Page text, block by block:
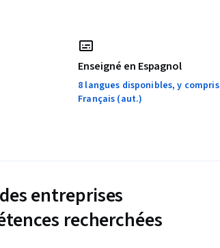
Enseigné en Espagnol
8 langues disponibles, y compris
Français (aut.)
entreprises
recherchées